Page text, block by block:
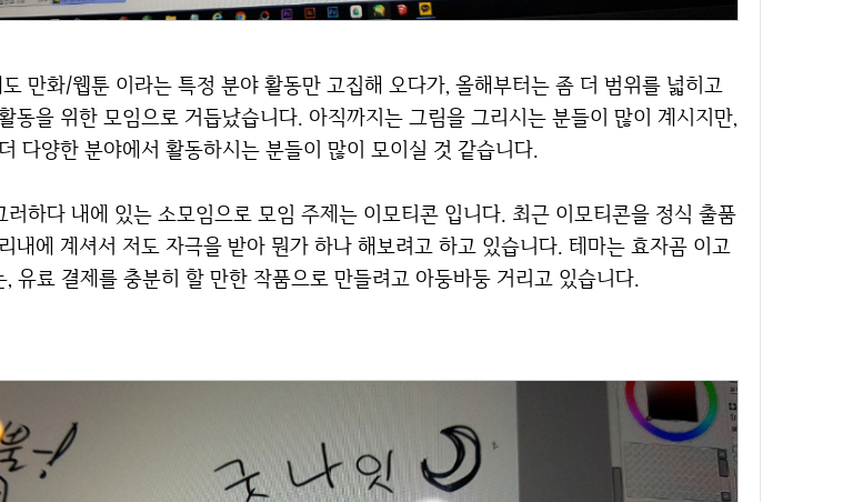
동을 위한 모임으로 거듭났습니다. 아직까지는 그림을 그리시는 분들이 많이 계시지만,
다양한 분야에서 활동하시는 분들이 많이 모이실 것 같습니다.
내에 계셔서 저도 자극을 받아 뭔가 하나 해보려고 하고 있습니다. 테마는 효자곰 이고
, 유료 결제를 충분히 할 만한 작품으로 만들려고 아둥바둥 거리고 있습니다.